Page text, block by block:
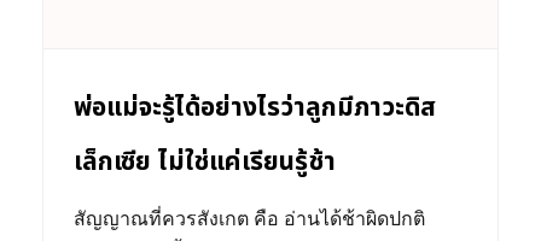
พ่อแม่จะรู้ได้อย่างไรว่าลูกมีภาวะดิส
เล็กเซีย ไม่ใช่แค่เรียนรู้ช้า
สัญญาณที่ควรสังเกต คือ อ่านได้ช้าผิดปกติ